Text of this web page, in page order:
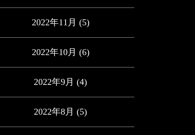
2022年11月 (5)
2022年10月 (6)
2022年9月 (4)
2022年8月 (5)